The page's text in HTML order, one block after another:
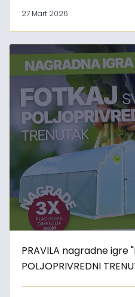
27 Mart 2026
PRAVILA nagradne igre
POLJOPRIVREDNI